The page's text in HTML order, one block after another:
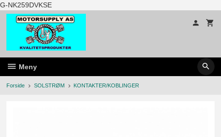
G-NK259DVKSEGå
til
innholdet
Meny
Forside SOLSTRØM KONTAKTER/KOBLINGER